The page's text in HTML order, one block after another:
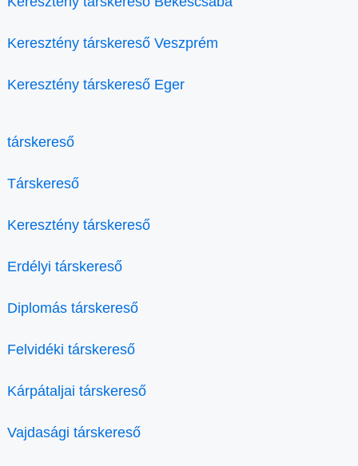
Keresztény társkereső Veszprém
Keresztény társkereső Eger
társkereső
Társkereső
Keresztény társkereső
Erdélyi társkereső
Diplomás társkereső
Felvidéki társkereső
Kárpátaljai társkereső
Vajdasági társkereső